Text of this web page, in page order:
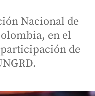
Nacional de
en el
de